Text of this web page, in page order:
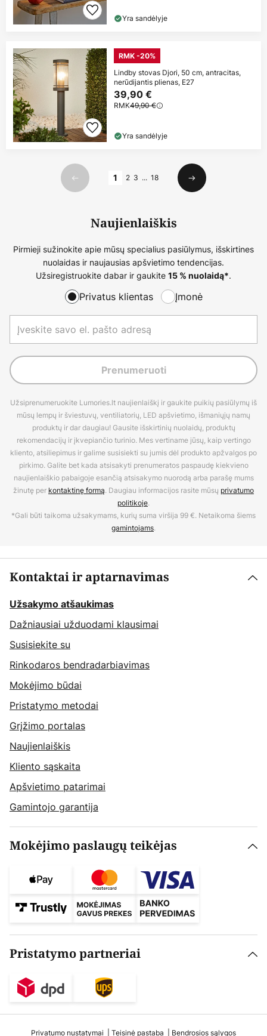
Yra sandėlyje
RMK -20%
Lindby stovas Djori, 50 cm, antracitas,
nerūdijantis plienas, E27
39,90 €
RMK49,90 €
Yra sandėlyje
Ankstesnis
1 2 3 ... 18
Kitas
Naujienlaiškis
Pirmieji sužinokite apie mūsų specialius pasiūlymus, išskirtines
nuolaidas ir naujausias apšvietimo tendencijas.
Užsiregistruokite dabar ir gaukite 15 % nuolaidą*.
Privatus klientas Įmonė
Prenumeruoti
Užsiprenumeruokite Lumories.lt naujienlaiškį ir gaukite puikių pasiūlymų iš
mūsų lempų ir šviestuvų, ventiliatorių, LED apšvietimo, išmaniųjų namų
produktų ir dar daugiau! Gausite išskirtinių nuolaidų, produktų
rekomendacijų ir įkvepiančio turinio. Mes vertiname jūsų, kaip vertingo
kliento, atsiliepimus ir galime susisiekti su jumis dėl produkto apžvalgos po
pirkimo. Galite bet kada atsisakyti prenumeratos paspaudę kiekvieno
naujienlaiškio pabaigoje esančią atsisakymo nuorodą arba parašę mums
žinutę per kontaktinę formą. Daugiau informacijos rasite mūsų privatumo
politikoje.
*Gali būti taikoma užsakymams, kurių suma viršija 99 €. Netaikoma šiems
gamintojams.
Kontaktai ir aptarnavimas
Užsakymo atšaukimas
Dažniausiai užduodami klausimai
Susisiekite su
Rinkodaros bendradarbiavimas
Mokėjimo būdai
Pristatymo metodai
Grįžimo portalas
Naujienlaiškis
Kliento sąskaita
Apšvietimo patarimai
Gamintojo garantija
Mokėjimo paslaugų teikėjas
Pristatymo partneriai
Privatumo nustatymai Teisinė pastaba Bendrosios sąlygos